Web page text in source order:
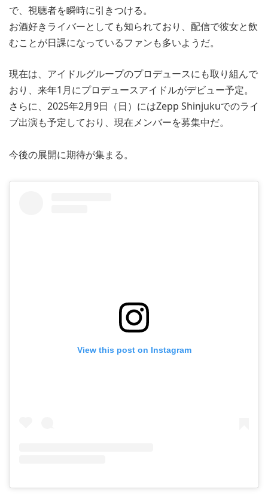
で、視聴者を瞬時に引きつける。
お酒好きライバーとしても知られており、配信で彼女と飲
むことが日課になっているファンも多いようだ。
現在は、アイドルグループのプロデュースにも取り組んで
おり、来年1月にプロデュースアイドルがデビュー予定。
さらに、2025年2月9日（日）にはZepp Shinjukuでのライ
ブ出演も予定しており、現在メンバーを募集中だ。
今後の展開に期待が集まる。
View this post on Instagram